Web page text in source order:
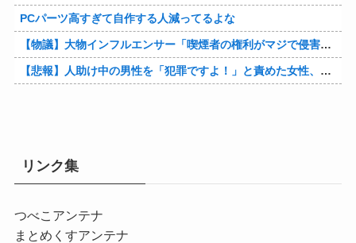
PCパーツ高すぎて自作する人減ってるよな
【物議】大物インフルエンサー「喫煙者の権利がマジで侵害されてる。いくら税金払ってるんだ」他
【悲報】人助け中の男性を「犯罪ですよ！」と責めた女性、警察が来た瞬間逃げる他
リンク集
つべこアンテナ
まとめくすアンテナ